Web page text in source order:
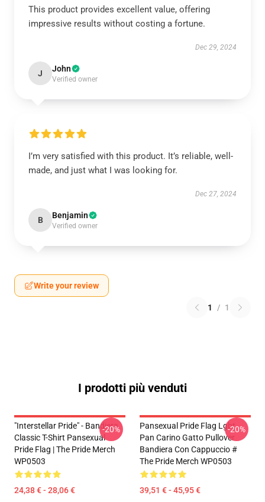
This product provides excellent value, offering
impressive results without costing a fortune.
Dec 29, 2024
J John
Verified owner
I’m very satisfied with this product. It’s reliable, well-
made, and just what I was looking for.
Dec 27, 2024
B Benjamin
Verified owner
Write your review
1 / 1
I prodotti più venduti
"Interstellar Pride" - Bandiera
Classic T-Shirt Pansexual
Pride Flag | The Pride Merch
WP0503
24,38 € - 28,06 €
-20%
Pansexual Pride Flag Lgbt
Pan Carino Gatto Pullover
Bandiera Con Cappuccio #
The Pride Merch WP0503
39,51 € - 45,95 €
-20%